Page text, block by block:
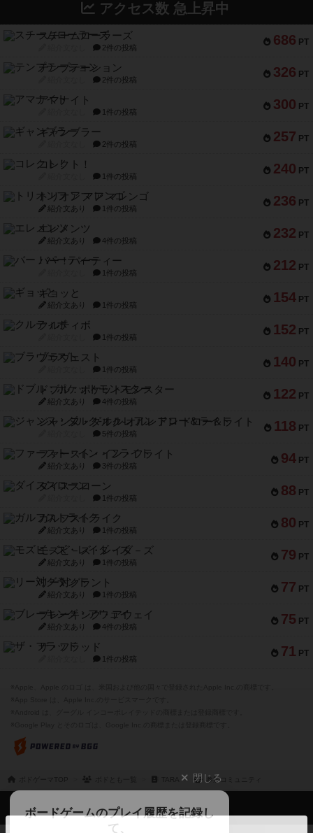
アクセス数 急上昇中
686 PT
スチームローラーズ
2件の投稿
326 PT
テンプテーション
2件の投稿
300 PT
アマナイト
1件の投稿
257 PT
ギャンブラー
2件の投稿
240 PT
コレクト！
1件の投稿
236 PT
トリオンフ ア マレンゴ
紹介文あり 1件の投稿
232 PT
エレメンツ
紹介文あり 4件の投稿
212 PT
バー！パーティー
1件の投稿
154 PT
ギョッと
紹介文あり 1件の投稿
152 PT
クルティボ
1件の投稿
140 PT
ブラヴェスト
1件の投稿
122 PT
ドブル：ポケットモンスター
紹介文あり 4件の投稿
118 PT
ジャンヌ・ダルク-オルレアン ドロー＆ライト
5件の投稿
94 PT
ファースト・イン・フライト
紹介文あり 3件の投稿
88 PT
ダイススローン
1件の投稿
80 PT
ガルフストライク
紹介文あり 1件の投稿
79 PT
モズビ－ズ・レイダ－ズ
紹介文あり 1件の投稿
77 PT
リー対グラント
紹介文あり 1件の投稿
75 PT
ブレーキング・アウェイ
紹介文あり 4件の投稿
71 PT
ザ・フラッド
1件の投稿
TARA 参加コミュニティ
閉じる
ボードゲームのプレイ履歴を記録し
て、
ボドゲーマTOP